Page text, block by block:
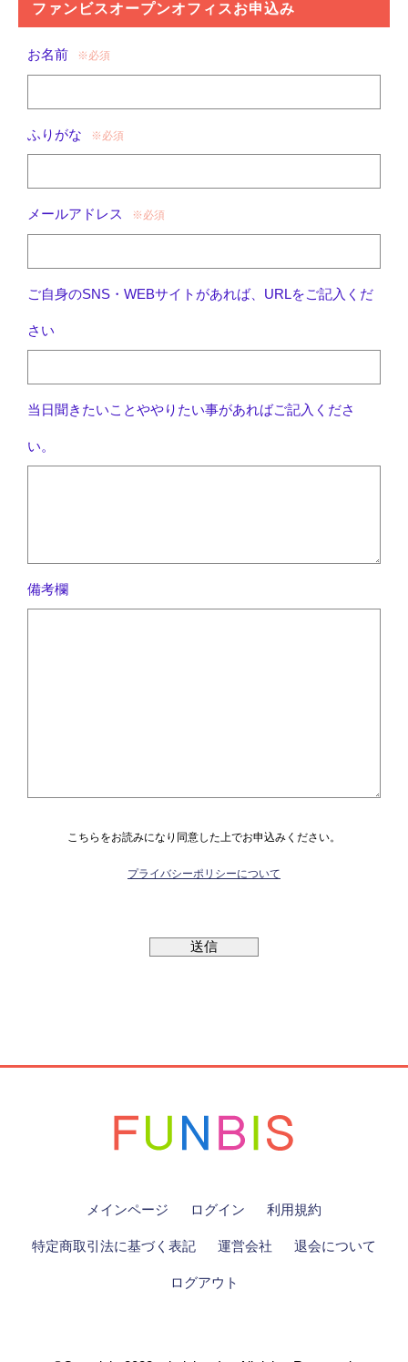
ファンビスオープンオフィスお申込み
お名前 ※必須
ふりがな ※必須
メールアドレス ※必須
ご自身のSNS・WEBサイトがあれば、URLをご記入くだ
さい
当日聞きたいことややりたい事があればご記入くださ
い。
備考欄
こちらをお読みになり同意した上でお申込みください。
プライバシーポリシーについて
メインページ ログイン 利用規約
特定商取引法に基づく表記 運営会社 退会について
ログアウト